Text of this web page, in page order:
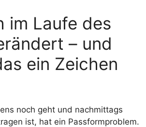
im Laufe des
– und
ein Zeichen
noch geht und nachmittags
ist, hat ein Passformproblem.